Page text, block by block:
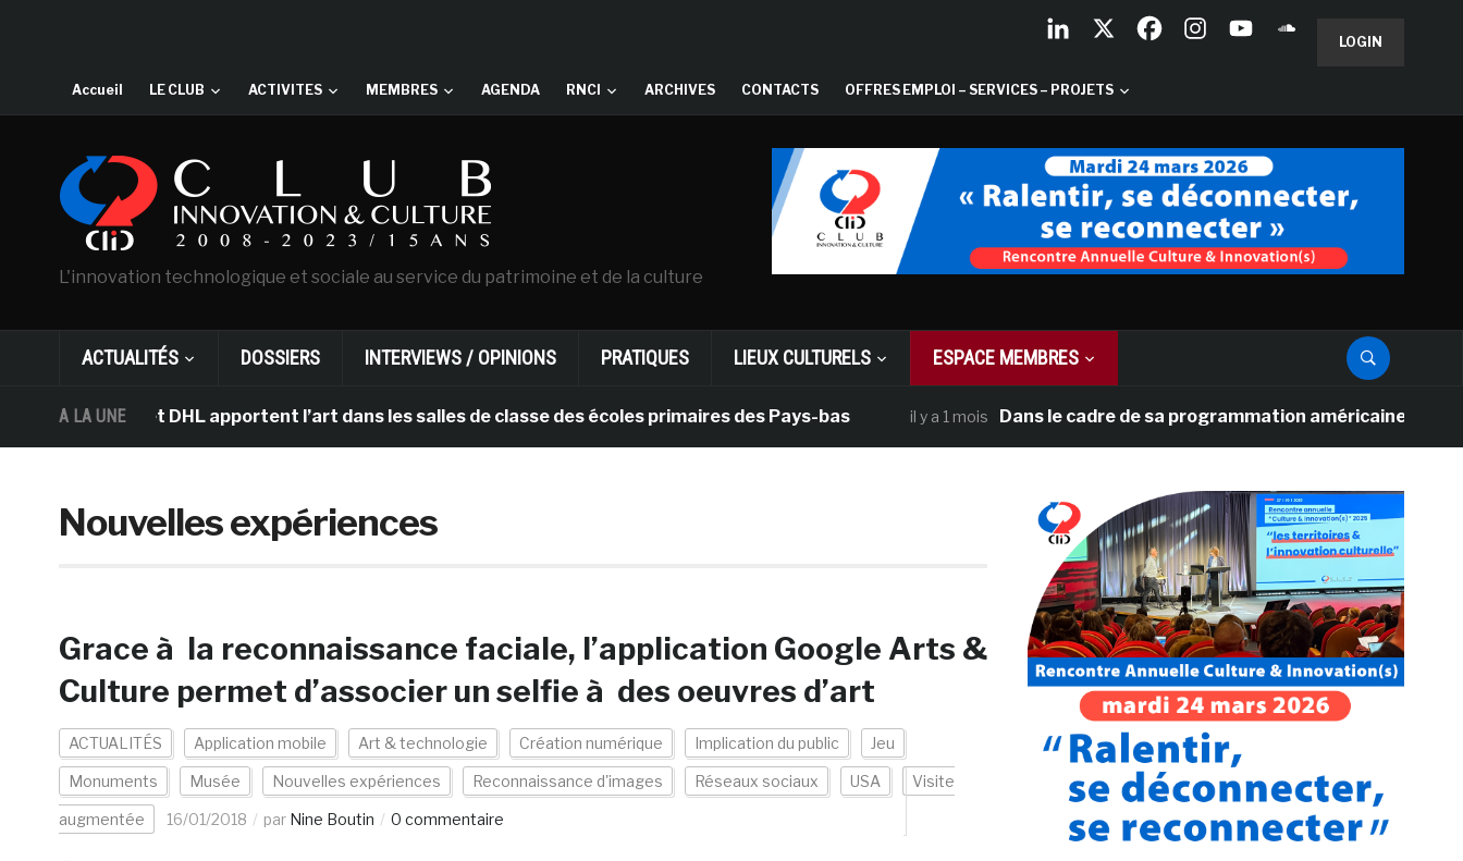
LOGIN
Accueil LE CLUB ACTIVITES MEMBRES AGENDA RNCI ARCHIVES CONTACTS OFFRES EMPLOI – SERVICES – PROJETS
L'innovation technologique et sociale au service du patrimoine et de la culture
ACTUALITÉS DOSSIERS INTERVIEWS / OPINIONS PRATIQUES LIEUX CULTURELS ESPACE MEMBRES
A LA UNEet DHL apportent l’art dans les salles de classe des écoles primaires des Pays-bas il y a 1 mois Dans le cadre de sa programmation américaine, Versailles
Nouvelles expériences
Grace à la reconnaissance faciale, l’application Google Arts &
Culture permet d’associer un selfie à des oeuvres d’art
ACTUALITÉS Application mobile Art & technologie Création numérique Implication du public Jeu
Monuments Musée Nouvelles expériences Reconnaissance d'images Réseaux sociaux USA Visite
augmentée 16/01/2018 par Nine Boutin 0 commentaire